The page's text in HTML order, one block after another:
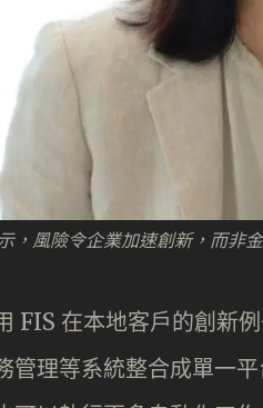
，風險令企業加速創新，而非
FIS 在本地客戶的創新
管理等系統整合成單一